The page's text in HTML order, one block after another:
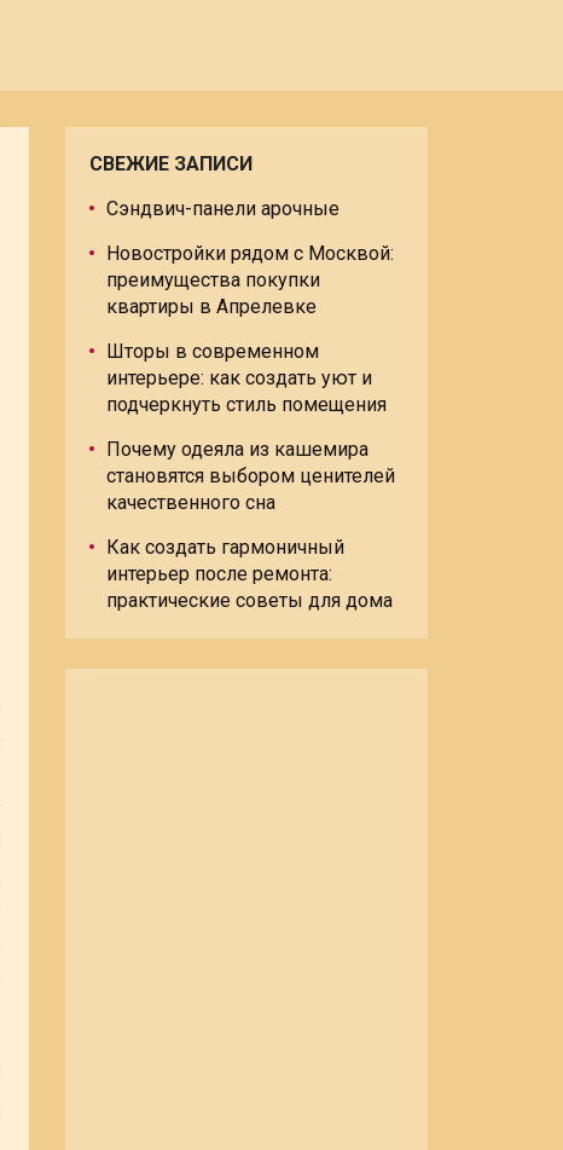
СВЕЖИЕ ЗАПИСИ
Сэндвич-панели арочные
Новостройки рядом с Москвой:
преимущества покупки
квартиры в Апрелевке
Шторы в современном
интерьере: как создать уют и
подчеркнуть стиль помещения
Почему одеяла из кашемира
становятся выбором ценителей
качественного сна
Как создать гармоничный
интерьер после ремонта:
практические советы для дома